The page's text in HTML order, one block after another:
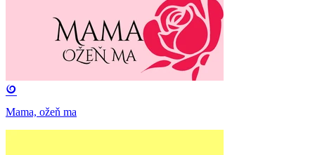
Mama, ožeň ma